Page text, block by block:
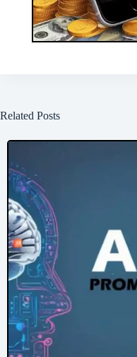
Related Posts